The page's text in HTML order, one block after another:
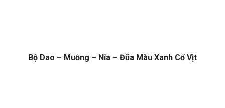
Bộ Dao – Muỗng – Nĩa – Đũa Màu Xanh Cổ Vịt